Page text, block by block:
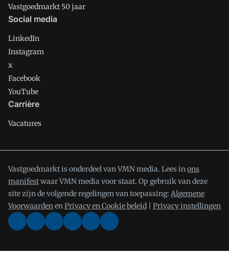
Vastgoedmarkt 50 jaar
Social media
LinkedIn
Instagram
x
Facebook
YouTube
Carrière
Vacatures
Vastgoedmarkt is onderdeel van VMN media. Lees inons
manifestwaar VMN media voor staat. Op gebruik van deze
site zijn de volgende regelingen van toepassing: Algemene
VoorwaardenenPrivacy en Cookie beleid Privacy instellingen